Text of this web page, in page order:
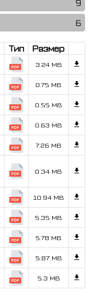
9
6
Тип Размер
3.24 MB
0.75 MB
0.55 MB
0.63 MB
7.26 MB
0.34 MB
10.94 MB
5.35 MB
5.78 MB
5.87 MB
5.3 MB